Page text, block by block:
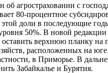
об агростраховании с
80-процентное
доли в последующие
50%. В новой редакции
оставить верхнюю планку на
расположенных на
в Приморье. В
Забайкалье и Бурятия.